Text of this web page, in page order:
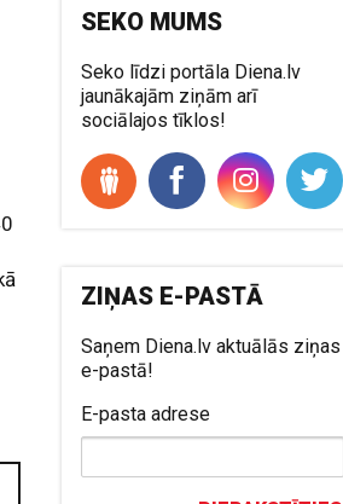
SEKO MUMS
Seko līdzi portāla Diena.lv
jaunākajām ziņām arī
sociālajos tīklos!
ZIŅAS E-PASTĀ
Saņem Diena.lv aktuālās ziņas
e-pastā!
E-pasta adrese